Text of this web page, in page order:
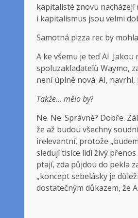
kapitalisté znovu
i kapitalismus jsou velmi
Samotná pizza rec by
A ke všemu je teď AI. Jakou
spoluzakladatelů Waymo,
není úplně nová. AI,
Takže… mělo by?
Ne. Ne. Správně? Dobře.
že až budou všechny
irelevantní, protože
sledují tisíce lidí živý
ptají, zda půjdou do pekla
„koncept sebelásky je
dostatečným důkazem, že